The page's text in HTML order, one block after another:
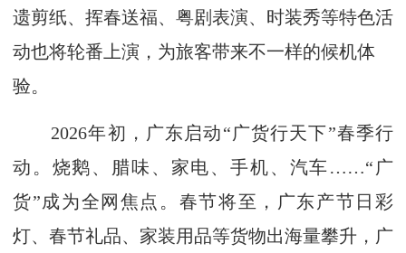
遗剪纸、挥春送福、粤剧表演、时装秀等特色活
动也将轮番上演，为旅客带来不一样的候机体
验。
2026年初，广东启动“广货行天下”春季行
动。烧鹅、腊味、家电、手机、汽车……“广
货”成为全网焦点。春节将至，广东产节日彩
灯、春节礼品、家装用品等货物出海量攀升，广